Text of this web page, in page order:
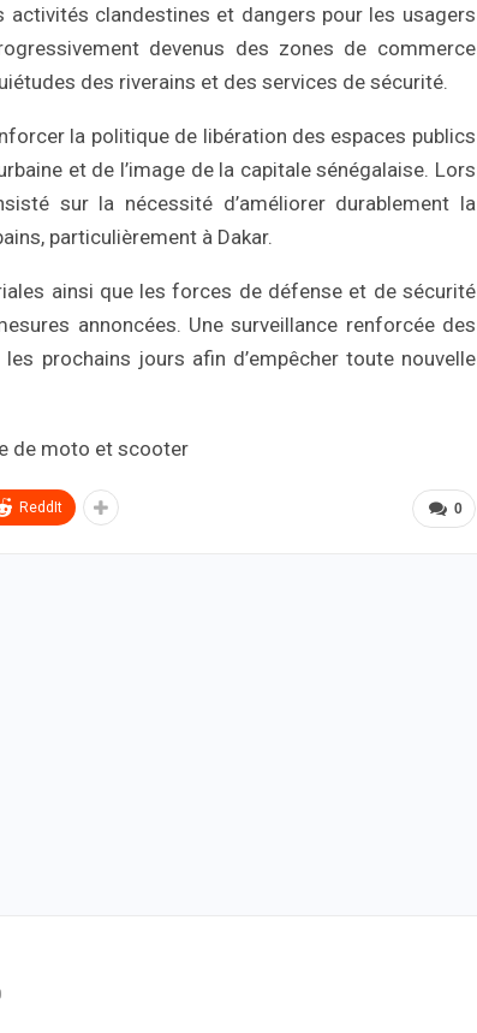
clandestines et dangers pour les usagers
devenus des zones de commerce
des riverains et des services de sécurité.
la politique de libération des espaces publics
et de l’image de la capitale sénégalaise. Lors
sur la nécessité d’améliorer durablement la
particulièrement à Dakar.
ainsi que les forces de défense et de sécurité
annoncées. Une surveillance renforcée des
prochains jours afin d’empêcher toute nouvelle
0
ReddIt